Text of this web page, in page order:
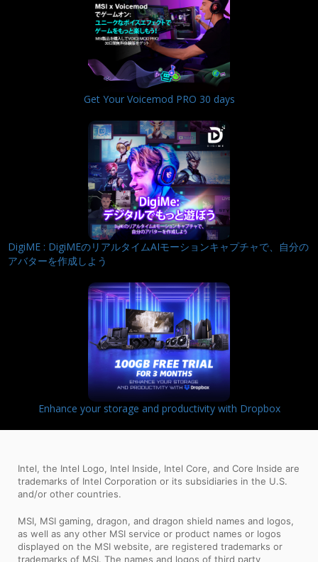
Get Your Voicemod PRO 30 days
DigiME : DigiMEのリアルタイムAIモーションキャプチャで、自分の
アバターを作成しよう
Enhance your storage and productivity with Dropbox
Intel, the Intel Logo, Intel Inside, Intel Core, and Core Inside are
trademarks of Intel Corporation or its subsidiaries in the U.S.
and/or other countries.
MSI, MSI gaming, dragon, and dragon shield names and logos,
as well as any other MSI service or product names or logos
displayed on the MSI website, are registered trademarks or
trademarks of MSI. The names and logos of third party